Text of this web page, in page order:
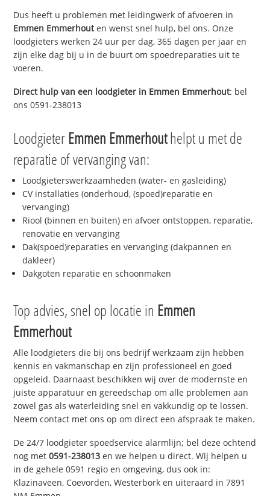
Dus heeft u problemen met leidingwerk of afvoeren in
Emmen Emmerhouten wenst snel hulp, bel ons. Onze
loodgieters werken 24 uur per dag, 365 dagen per jaar en
zijn elke dag bij u in de buurt om spoedreparaties uit te
voeren.
Direct hulp van een loodgieter in Emmen Emmerhout: bel
ons 0591-238013
Loodgieter Emmen Emmerhouthelpt u met de
reparatie of vervanging van:
Loodgieterswerkzaamheden (water- en gasleiding)
CV installaties (onderhoud, (spoed)reparatie en
vervanging)
Riool (binnen en buiten) en afvoer ontstoppen, reparatie,
renovatie en vervanging
Dak(spoed)reparaties en vervanging (dakpannen en
dakleer)
Dakgoten reparatie en schoonmaken
Top advies, snel op locatie in Emmen
Emmerhout
Alle loodgieters die bij ons bedrijf werkzaam zijn hebben
kennis en vakmanschap en zijn professioneel en goed
opgeleid. Daarnaast beschikken wij over de modernste en
juiste apparatuur en gereedschap om alle problemen aan
zowel gas als waterleiding snel en vakkundig op te lossen.
Neem contact met ons op om direct een afspraak te maken.
De 24/7 loodgieter spoedservice alarmlijn; bel deze ochtend
nog met0591-238013 en we helpen u direct. Wij helpen u
in de gehele 0591 regio en omgeving, dus ook in:
Klazinaveen, Coevorden, Westerbork en uiteraard in 7891